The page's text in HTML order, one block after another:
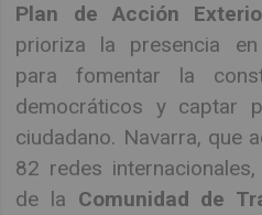
Plan de Acción
prioriza la presencia
para fomentar la
democráticos y captar
ciudadano. Navarra, que
82 redes
de la Comunidad de